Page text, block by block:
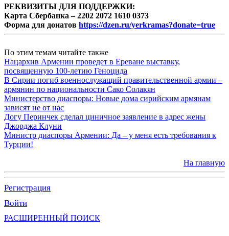
РЕКВИЗИТЫ ДЛЯ ПОДДЕРЖКИ:
Карта Сбербанка – 2202 2072 1610 0373
Форма для донатов https://dzen.ru/yerkramas?donate=true
По этим темам читайте также
Нацархив Армении проведет в Ереване выставку,
посвященную 100-летию Геноцида
В Сирии погиб военнослужащий правительственной армии –
армянин по национальности Сако Солакян
Министерство диаспоры: Новые дома сирийским армянам
зависят не от нас
Догу Перинчек сделал циничное заявление в адрес жены
Джорджа Клуни
Министр диаспоры Армении: Да – у меня есть требования к
Турции!
На главную
Регистрация
Войти
РАСШИРЕННЫЙ ПОИСК